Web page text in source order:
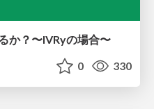
か？〜IVRyの場合〜
0 330